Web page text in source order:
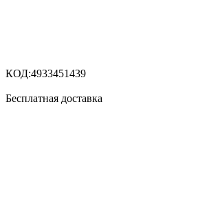
КОД:4933451439
Бесплатная доставка